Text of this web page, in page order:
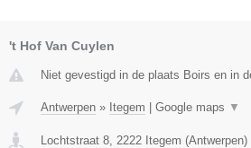
't Hof Van Cuylen
Niet gevestigd in de plaats Boirs en in
Antwerpen » Itegem Google maps ▼
Lochtstraat 8 2222 Itegem (Antwerpen)